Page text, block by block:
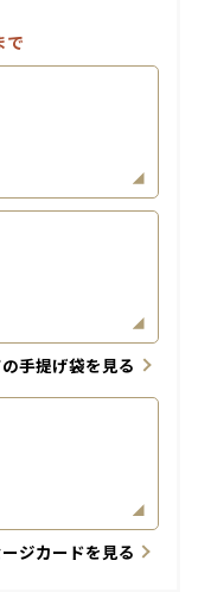
で
手提げ袋を見る
ジカードを見る